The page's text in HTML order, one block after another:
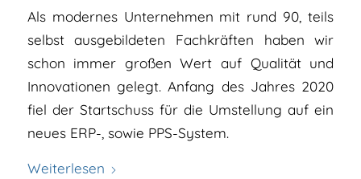
Als modernes Unternehmen mit rund 90, teils
selbst ausgebildeten Fachkräften haben wir
schon immer großen Wert auf Qualität und
Innovationen gelegt. Anfang des Jahres 2020
fiel der Startschuss für die Umstellung auf ein
neues ERP-, sowie PPS-System.
Weiterlesen